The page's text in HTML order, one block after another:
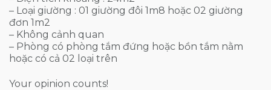
– Loại giường : 01 giường đôi 1m8 hoặc 02 giường
đơn 1m2
– Không cảnh quan
– Phòng có phòng tắm đứng hoặc bồn tắm nằm
hoặc có cả 02 loại trên
Your opinion counts!